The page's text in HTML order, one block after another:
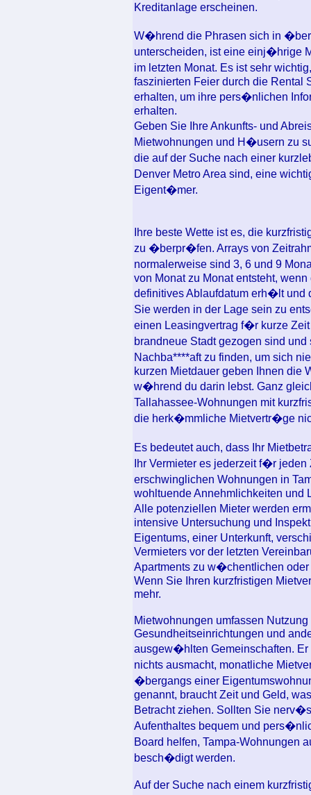
Kreditanlage erscheinen.
W�hrend die Phrasen sich in
unterscheiden, ist eine einj�hrige
im letzten Monat. Es ist sehr
faszinierten Feier durch die Rental
erhalten, um ihre pers�nlichen
erhalten.
Geben Sie Ihre Ankunfts- und
Mietwohnungen und H�usern zu
die auf der Suche nach einer
Denver Metro Area sind, eine
Eigent�mer.
Ihre beste Wette ist es, die
zu �berpr�fen. Arrays von
normalerweise sind 3, 6 und 9
von Monat zu Monat entsteht,
definitives Ablaufdatum erh�lt
Sie werden in der Lage sein zu
einen Leasingvertrag f�r kurze
brandneue Stadt gezogen sind
Nachba****aft zu finden, um sich
kurzen Mietdauer geben Ihnen die
w�hrend du darin lebst. Ganz
Tallahassee-Wohnungen mit
die herk�mmliche Mietvertr�ge
Es bedeutet auch, dass Ihr
Ihr Vermieter es jederzeit f�r
erschwinglichen Wohnungen in
wohltuende Annehmlichkeiten und
Alle potenziellen Mieter werden
intensive Untersuchung und
Eigentums, einer Unterkunft,
Vermieters vor der letzten
Apartments zu w�chentlichen
Wenn Sie Ihren kurzfristigen
mehr.
Mietwohnungen umfassen
Gesundheitseinrichtungen und
ausgew�hlten Gemeinschaften.
nichts ausmacht, monatliche
�bergangs einer
genannt, braucht Zeit und Geld,
Betracht ziehen. Sollten Sie
Aufenthaltes bequem und
Board helfen, Tampa-Wohnungen
besch�digt werden.
Auf der Suche nach einem